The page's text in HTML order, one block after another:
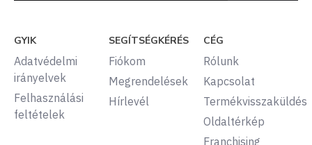
GYIK
Adatvédelmi
irányelvek
Felhasználási
feltételek
SEGÍTSÉGKÉRÉS
Fiókom
Megrendelések
Hírlevél
CÉG
Rólunk
Kapcsolat
Termékvisszaküldés
Oldaltérkép
Franchising